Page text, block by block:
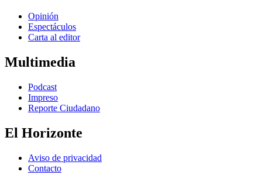
Opinión
Espectáculos
Carta al editor
Multimedia
Podcast
Impreso
Reporte Ciudadano
El Horizonte
Aviso de privacidad
Contacto